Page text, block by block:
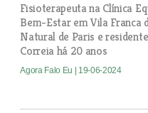
Fisioterapeuta na Clínica
Bem-Estar em Vila Franca
Natural de Paris e
Correia há 20 anos
Agora Falo Eu | 19-06-2024